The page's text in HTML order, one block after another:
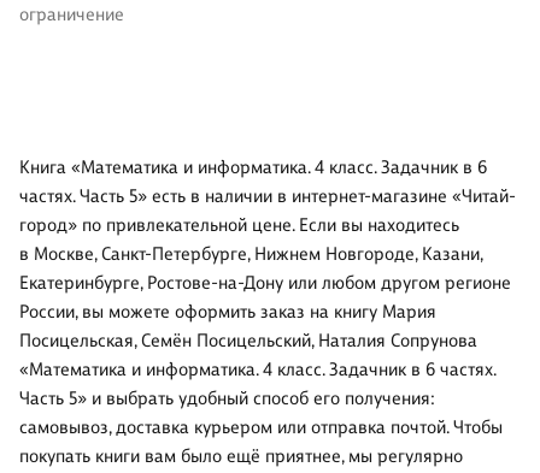
ограничение
Книга «Математика и информатика. 4 класс. Задачник в 6
частях. Часть 5» есть в наличии в интернет-магазине «Читай-
город» по привлекательной цене. Если вы находитесь
в Москве, Санкт-Петербурге, Нижнем Новгороде, Казани,
Екатеринбурге, Ростове-на-Дону или любом другом регионе
России, вы можете оформить заказ на книгу Мария
Посицельская, Семён Посицельский, Наталия Сопрунова
«Математика и информатика. 4 класс. Задачник в 6 частях.
Часть 5» и выбрать удобный способ его получения:
самовывоз, доставка курьером или отправка почтой. Чтобы
покупать книги вам было ещё приятнее, мы регулярно